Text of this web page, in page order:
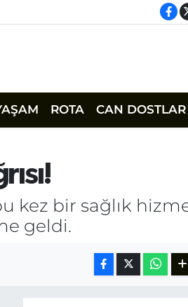
ROTA CAN DOSTLAR
kez bir sağlık
geldi.